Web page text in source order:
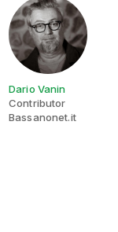
Dario Vanin
Contributor
Bassanonet.it